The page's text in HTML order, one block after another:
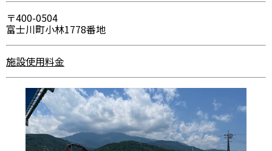
〒400-0504
富士川町小林1778番地
施設使用料金